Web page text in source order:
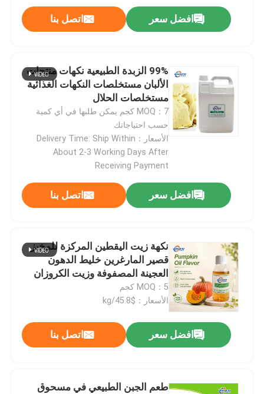
افضل سعر اتصل بنا
99% الزبدة الطبيعية نكهات منتجات
الألبان مستخلصات النكهات الغذائية
مستخلصات الحلال
MOQ：7 كجم يمكن طلبها في أي كمية
حسب احتياجاتك
الأسعار：Delivery Time: Ship Within
About 2-3 Working Days After
Receiving Payment
افضل سعر اتصل بنا
نكهة زيت اليقطين المركزة للمخبز
قصير المارغرين خليط الدهون
العجينة المصفوفة وزيت الكروزان
MOQ：5 كجم
الأسعار：$45.8/kg
افضل سعر اتصل بنا
طعم الجبن الطبيعي في مسحوق